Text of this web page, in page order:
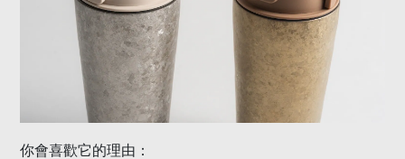
你會喜歡它的理由：